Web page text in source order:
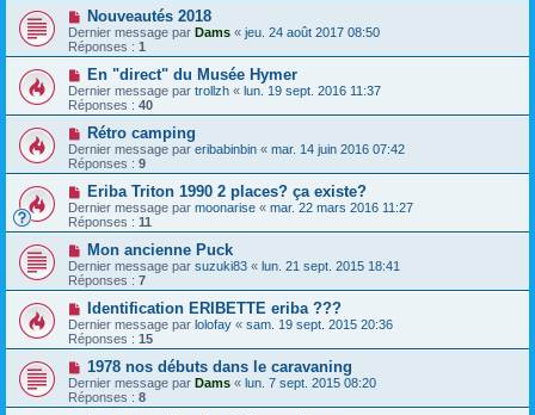
Nouveautés 2018
Dernier message par Dams « jeu. 24 août 2017 08:50
Réponses : 1
En "direct" du Musée Hymer
Dernier message par trollzh « lun. 19 sept. 2016 11:37
Réponses : 40
Rétro camping
Dernier message par eribabinbin « mar. 14 juin 2016 07:42
Réponses : 9
Eriba Triton 1990 2 places? ça existe?
Dernier message par moonarise « mar. 22 mars 2016 11:27
Réponses : 11
Mon ancienne Puck
Dernier message par suzuki83 « lun. 21 sept. 2015 18:41
Réponses : 7
Identification ERIBETTE eriba ???
Dernier message par lolofay « sam. 19 sept. 2015 20:36
Réponses : 15
1978 nos débuts dans le caravaning
Dernier message par Dams « lun. 7 sept. 2015 08:20
Réponses : 8